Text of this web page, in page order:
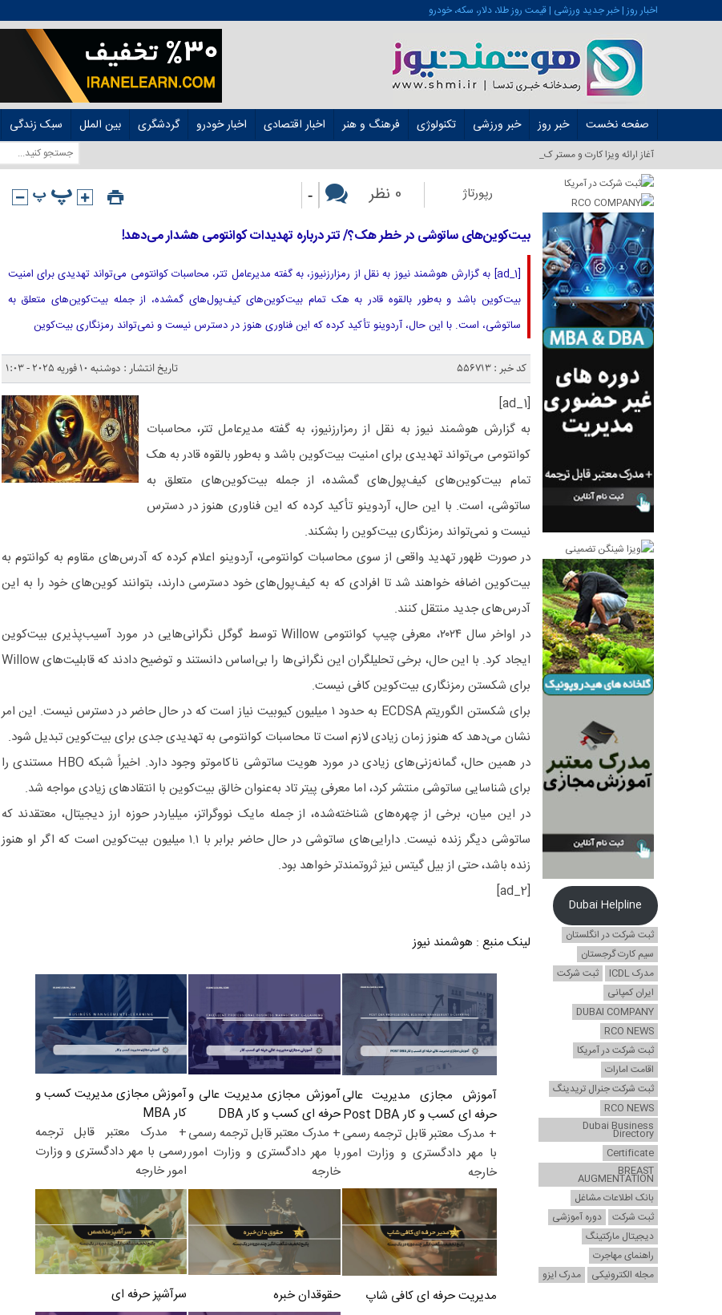
اخبار روز | خبر جدید ورزشی | قیمت روز طلا، دلار، سکه، خودرو
صفحه نخست خبر روز خبر ورزشی تکنولوژی فرهنگ و هنر اخبار اقتصادی اخبار خودرو گردشگری بین الملل سبک زندگی
آغاز ارائه ویزا کارت و مستر کارت در ایران _
رپورتاژ 0 نظر -
بیت‌کوین‌های ساتوشی در خطر هک؟/ تتر درباره تهدیدات کوانتومی هشدار می‌دهد!
[ad_1] به گزارش هوشمند نیوز به نقل از رمزارزنیوز، به گفته مدیرعامل تتر، محاسبات کوانتومی می‌تواند تهدیدی برای امنیت
بیت‌کوین باشد و به‌طور بالقوه قادر به هک تمام بیت‌کوین‌های کیف‌پول‌های گمشده، از جمله بیت‌کوین‌های متعلق به
ساتوشی، است. با این حال، آردوینو تأکید کرده که این فناوری هنوز در دسترس نیست و نمی‌تواند رمزنگاری بیت‌کوین
کد خبر : 556713 تاریخ انتشار : دوشنبه 10 فوریه 2025 - 1:03
[ad_1]
به گزارش هوشمند نیوز به نقل از رمزارزنیوز، به گفته مدیرعامل تتر، محاسبات
کوانتومی می‌تواند تهدیدی برای امنیت بیت‌کوین باشد و به‌طور بالقوه قادر به هک
تمام بیت‌کوین‌های کیف‌پول‌های گمشده، از جمله بیت‌کوین‌های متعلق به
ساتوشی، است. با این حال، آردوینو تأکید کرده که این فناوری هنوز در دسترس
نیست و نمی‌تواند رمزنگاری بیت‌کوین را بشکند.
در صورت ظهور تهدید واقعی از سوی محاسبات کوانتومی، آردوینو اعلام کرده که آدرس‌های مقاوم به کوانتوم به
بیت‌کوین اضافه خواهند شد تا افرادی که به کیف‌پول‌های خود دسترسی دارند، بتوانند کوین‌های خود را به این
آدرس‌های جدید منتقل کنند.
در اواخر سال ۲۰۲۴، معرفی چیپ کوانتومی Willow توسط گوگل نگرانی‌هایی در مورد آسیب‌پذیری بیت‌کوین
ایجاد کرد. با این حال، برخی تحلیلگران این نگرانی‌ها را بی‌اساس دانستند و توضیح دادند که قابلیت‌های Willow
برای شکستن رمزنگاری بیت‌کوین کافی نیست.
برای شکستن الگوریتم ECDSA به حدود ۱ میلیون کیوبیت نیاز است که در حال حاضر در دسترس نیست. این امر
نشان می‌دهد که هنوز زمان زیادی لازم است تا محاسبات کوانتومی به تهدیدی جدی برای بیت‌کوین تبدیل شود.
در همین حال، گمانه‌زنی‌های زیادی در مورد هویت ساتوشی ناکاموتو وجود دارد. اخیراً شبکه HBO مستندی را
برای شناسایی ساتوشی منتشر کرد، اما معرفی پیتر تاد به‌عنوان خالق بیت‌کوین با انتقادهای زیادی مواجه شد.
در این میان، برخی از چهره‌های شناخته‌شده، از جمله مایک نووگراتز، میلیاردر حوزه ارز دیجیتال، معتقدند که
ساتوشی دیگر زنده نیست. دارایی‌های ساتوشی در حال حاضر برابر با ۱.۱ میلیون بیت‌کوین است که اگر او هنوز
زنده باشد، حتی از بیل گیتس نیز ثروتمندتر خواهد بود.
[ad_2]
لینک منبع : هوشمند نیوز
آموزش مجازی مدیریت عالی
حرفه ای کسب و کار Post DBA
+ مدرک معتبر قابل ترجمه رسمی
با مهر دادگستری و وزارت امور
خارجه
آموزش مجازی مدیریت عالی و
حرفه ای کسب و کار DBA
+ مدرک معتبر قابل ترجمه رسمی
با مهر دادگستری و وزارت امور
خارجه
آموزش مجازی مدیریت کسب و
کار MBA
+ مدرک معتبر قابل ترجمه
رسمی با مهر دادگستری و وزارت
امور خارجه
مدیریت حرفه ای کافی شاپ حقوقدان خبره سرآشپز حرفه ای
Dubai Helpline
ثبت شرکت در انگلستان
سیم کارت گرجستان
مدرک ICDL
ثبت شرکت
ایران کمپانی
DUBAI COMPANY
RCO NEWS
ثبت شرکت در آمریکا
اقامت امارات
ثبت شرکت جنرال تریدینگ
RCO NEWS
Dubai Business
Directory
Certificate
BREAST
AUGMENTATION
بانک اطلاعات مشاغل
ثبت شرکت
دوره آموزشی
دیجیتال مارکتینگ
راهنمای مهاجرت
مجله الکترونیکی
مدرک ایزو